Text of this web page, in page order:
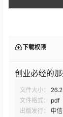
下载权限
创业必经的
文件大小：
文件格式：
pdf
出版发行：
中